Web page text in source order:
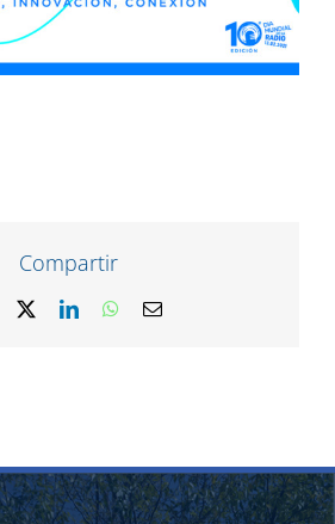
Compartir
Facebook LinkedInWhatsApp
Correo